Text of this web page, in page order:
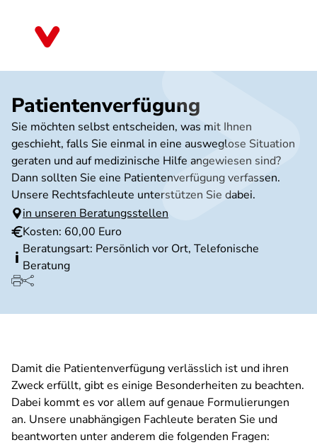
Patientenverfügung
Sie möchten selbst entscheiden, was mit Ihnen
geschieht, falls Sie einmal in eine ausweglose Situation
geraten und auf medizinische Hilfe angewiesen sind?
Dann sollten Sie eine Patientenverfügung verfassen.
Unsere Rechtsfachleute unterstützen Sie dabei.
in unseren Beratungsstellen
Kosten: 60,00 Euro
Beratungsart: Persönlich vor Ort, Telefonische
Beratung
Damit die Patientenverfügung verlässlich ist und ihren
Zweck erfüllt, gibt es einige Besonderheiten zu beachten.
Dabei kommt es vor allem auf genaue Formulierungen
an. Unsere unabhängigen Fachleute beraten Sie und
beantworten unter anderem die folgenden Fragen: